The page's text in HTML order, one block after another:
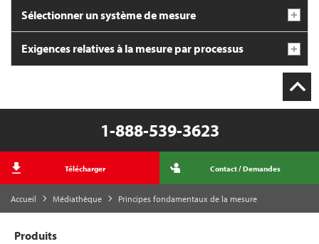
Accueil Médiathèque Principes fondamentaux de la mesure
Sélectionner un système de mesure
Exigences relatives à la mesure par processus
1-888-539-3623
Télécharger Contact / Demandes
Produits